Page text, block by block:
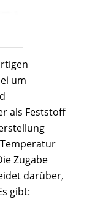
um
als Feststoff
Zugabe
darüber,
gibt: